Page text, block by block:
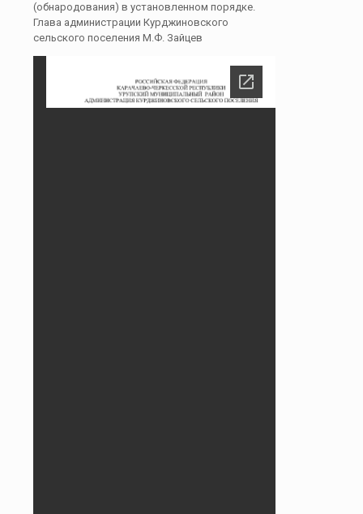
(обнародования) в установленном порядке.
Глава администрации Курджиновского
сельского поселения М.Ф. Зайцев